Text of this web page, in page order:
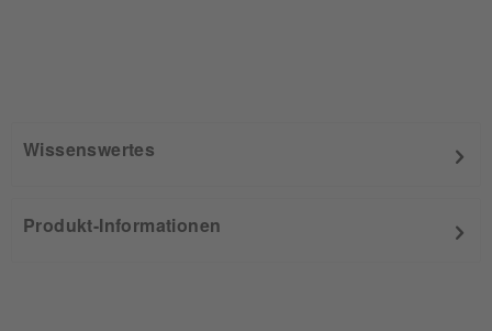
Wissenswertes
Produkt-Informationen